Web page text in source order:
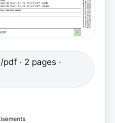
· 2 pages ·